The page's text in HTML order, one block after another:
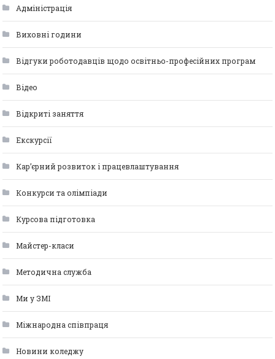
Адміністрація
Виховні години
Відгуки роботодавців щодо освітньо-професійних програм
Відео
Відкриті заняття
Екскурсії
Кар’єрний розвиток і працевлаштування
Конкурси та олімпіади
Курсова підготовка
Майстер-класи
Методична служба
Ми у ЗМІ
Міжнародна співпраця
Новини коледжу